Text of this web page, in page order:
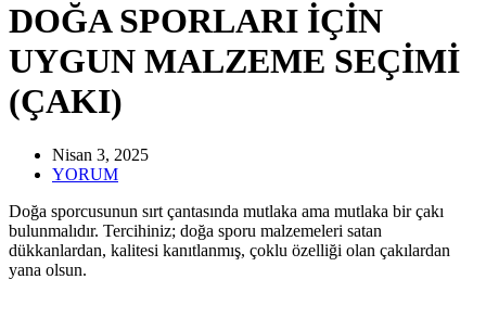
DOĞA SPORLARI İÇİN
UYGUN MALZEME SEÇİMİ
(ÇAKI)
Nisan 3, 2025
YORUM
Doğa sporcusunun sırt çantasında mutlaka ama mutlaka bir çakı
bulunmalıdır. Tercihiniz; doğa sporu malzemeleri satan
dükkanlardan, kalitesi kanıtlanmış, çoklu özelliği olan çakılardan
yana olsun.